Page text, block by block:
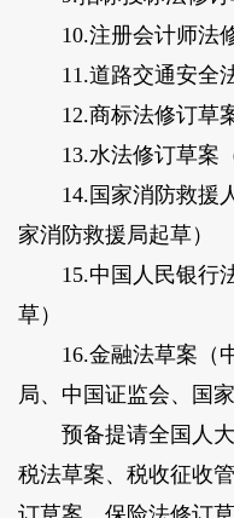
10.注册会计师法修
11.道路交通安全法
12.商标法修订草案
13.水法修订草案（
14.国家消防救援人
家消防救援局起草）
15.中国人民银行法
草）
16.金融法草案（中
局、中国证监会、国
预备提请全国人大
税法草案、税收征收